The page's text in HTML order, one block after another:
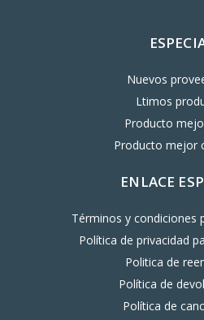
Nuevos
Ltimos
Producto
Producto mejor
ENLACE
Términos y condiciones
Política de privacidad
Politica de
Política de
Política de